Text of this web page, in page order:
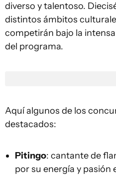
diverso y talentoso.
distintos ámbitos
competirán bajo la
del programa.
Aquí algunos de los
destacados:
Pitingo: cantante de
por su energía y pasión